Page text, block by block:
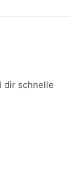
dir schnelle